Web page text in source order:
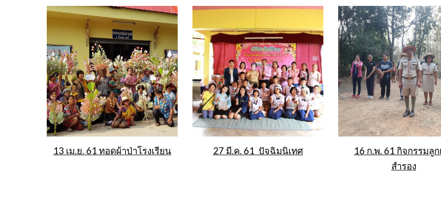
13 เม.ย. 61 ทอดผ้าป่าโรงเรียน 27 มี.ค. 61 ปัจฉิมนิเทศ
16 ก.พ. 61 กิจกรรมลูก
สำรอง